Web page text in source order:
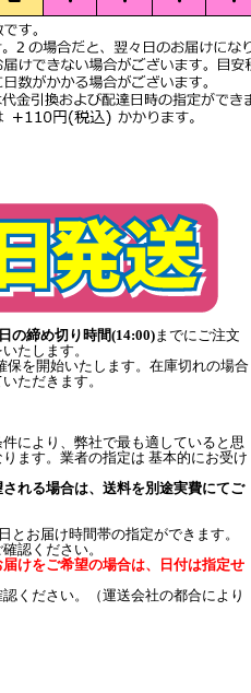
の締め切り時間(14:00) までにご注文
たします。
を開始いたします。在庫切れの場合
ただきます。
により、弊社で最も適していると思
ます。業者の指定は 基本的にお受け
れる場合は、送料を別途実費にてご
とお届け時間帯の指定ができます。
認ください。
けをご希望の場合は、日付は指定せ
ください。（運送会社の都合により